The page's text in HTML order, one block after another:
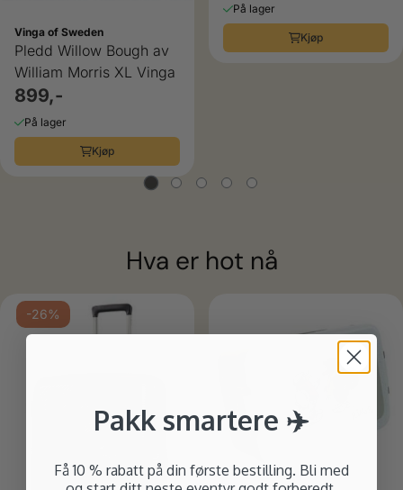
Vinga of Sweden
Pledd Willow Bough av
William Morris XL Vinga
899,-
På lager
Kjøp
På lager
Kjøp
Hva er hot nå
-26%
Pakk smartere ✈️
Få 10 % rabatt på din første bestilling. Bli med